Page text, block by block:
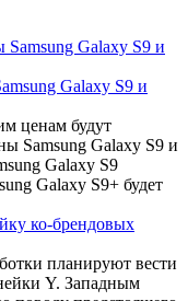
Galaxy S9 и
ценам будут
Samsung Galaxy S9 и
Galaxy S9
Galaxy S9+ будет
ко-брендовых
планируют вести
Y. Западным